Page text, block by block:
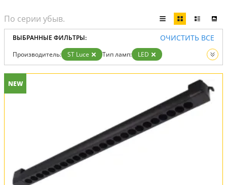
ВЫБРАННЫЕ ФИЛЬТРЫ: ОЧИСТИТЬ ВСЕ
Производитель: ST Luce Тип ламп:
LED
Вид:
Трековые системы
NEW